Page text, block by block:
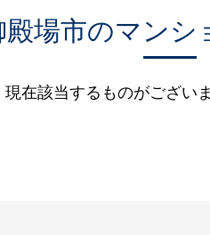
場市のマンシ
在該当するものがござ